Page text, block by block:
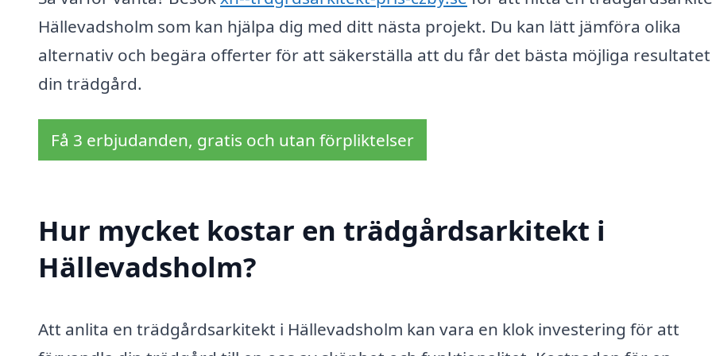
Hällevadsholm som kan hjälpa dig med ditt nästa projekt. Du kan lätt jämföra olika
alternativ och begära offerter för att säkerställa att du får det bästa möjliga
din trädgård.
Få 3 erbjudanden, gratis och utan förpliktelser
Hur mycket kostar en trädgårdsarkitekt i
Hällevadsholm?
Att anlita en trädgårdsarkitekt i Hällevadsholm kan vara en klok investering för att